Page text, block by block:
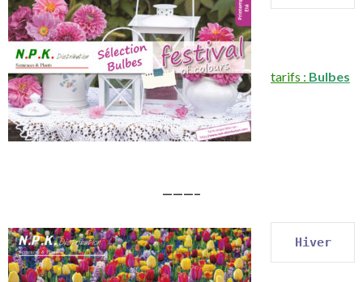
tarifs : Bulbes
———–
Hiver